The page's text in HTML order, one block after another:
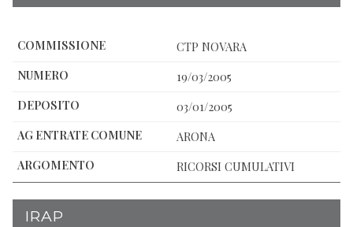
CTP NOVARA
19/03/2005
03/01/2005
ARONA
RICORSI CUMULATIVI
IRAP